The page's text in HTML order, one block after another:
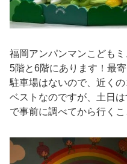
福岡アンパンマンこども
5階と6階にあります！最
駐車場はないので、近く
ベストなのですが、土日
で事前に調べてから行くこ